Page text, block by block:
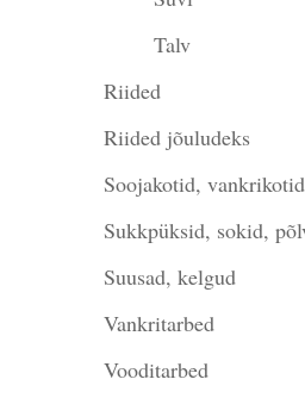
Talv
Riided
Riided jõuludeks
Soojakotid,
Sukkpüksid, sokid,
Suusad, kelgud
Vankritarbed
Vooditarbed